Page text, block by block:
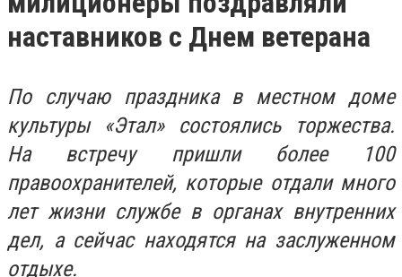
наставников с Днем ветерана
По случаю праздника в местном доме
культуры «Этал» состоялись торжества.
На встречу пришли более 100
правоохранителей, которые отдали много
лет жизни службе в органах внутренних
дел, а сейчас находятся на заслуженном
отдыхе.